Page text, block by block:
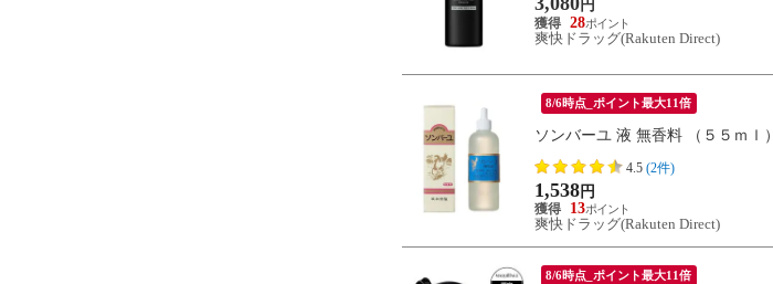
円
28
爽快ドラッグ(Rakuten Direct)
8/6時点_ポイント最大11倍
ソンバーユ 液 無香料 （５５ｍｌ）
4.5 (2件)
1,538 円
13
爽快ドラッグ(Rakuten Direct)
8/6時点_ポイント最大11倍